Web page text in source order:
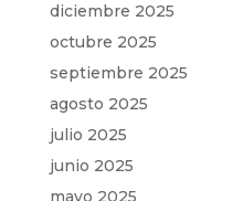
diciembre 2025
octubre 2025
septiembre 2025
agosto 2025
julio 2025
junio 2025
mayo 2025